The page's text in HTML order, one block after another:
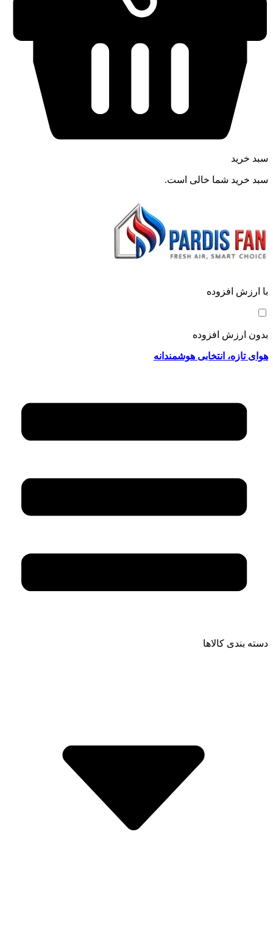
سبد خرید
سبد خرید شما خالی است.
با ارزش افزوده
بدون ارزش افزوده
هوای تازه، انتخابی هوشمندانه
دسته بندی کالاها